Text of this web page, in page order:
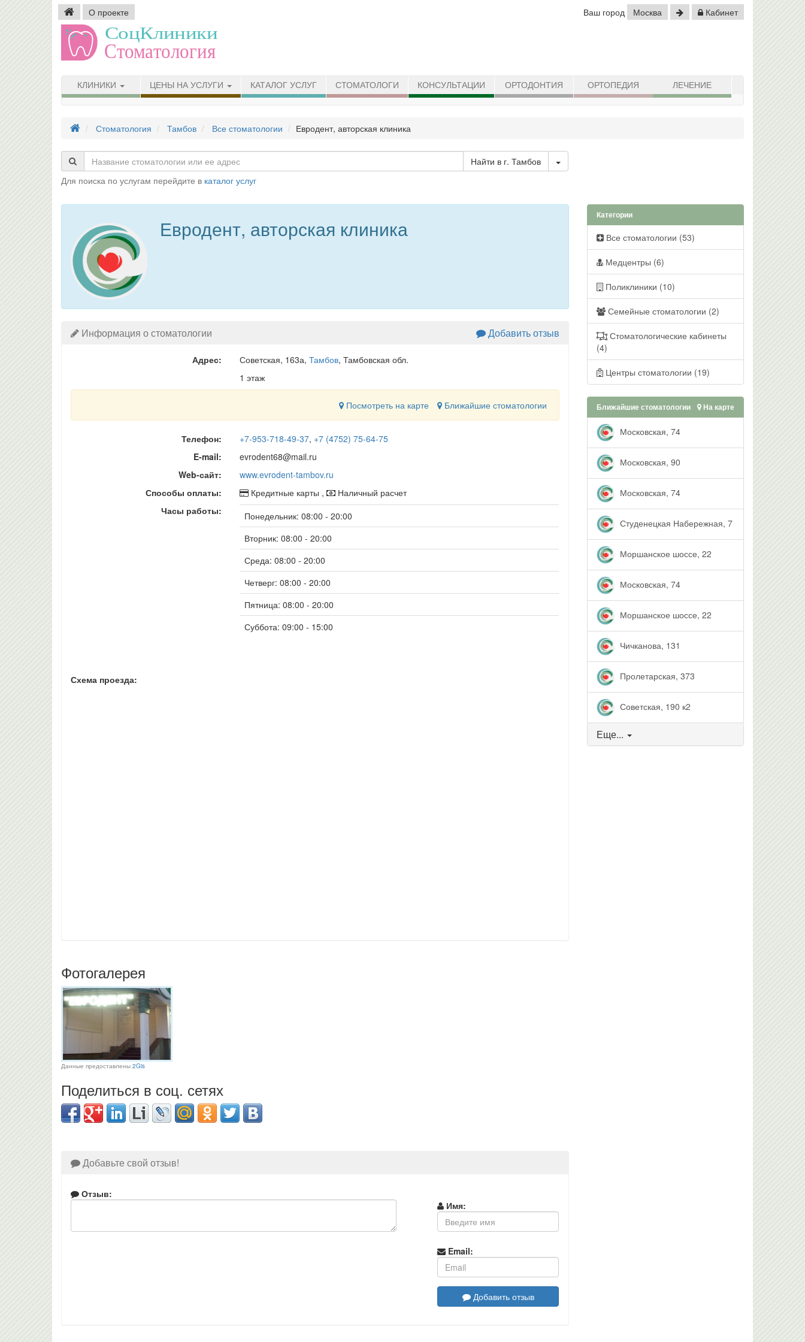
О проекте Ваш город Москва Кабинет
КЛИНИКИ ЦЕНЫ НА УСЛУГИ КАТАЛОГ УСЛУГ СТОМАТОЛОГИ КОНСУЛЬТАЦИИ ОРТОДОНТИЯ ОРТОПЕДИЯ ЛЕЧЕНИЕ
Стоматология Тамбов Все стоматологии Евродент, авторская клиника
Найти в г. Тамбов
Toggle Dropdown
Для поиска по услугам перейдите в каталог услуг
Евродент, авторская клиника
Информация о стоматологии Добавить отзыв
Адрес: Советская, 163а, Тамбов, Тамбовская обл.
1 этаж
Посмотреть на карте Ближайшие стоматологии
Телефон: +7-953-718-49-37, +7 (4752) 75-64-75
E-mail:
evrodent68@mail.ru
Web-сайт:
www.evrodent-tambov.ru
Способы оплаты:
Кредитные карты ,
Наличный расчет
Часы работы:
Понедельник: 08:00 - 20:00
Вторник: 08:00 - 20:00
Среда: 08:00 - 20:00
Четверг: 08:00 - 20:00
Пятница: 08:00 - 20:00
Суббота: 09:00 - 15:00
Схема проезда:
Фотогалерея
Данные предоставлены 2Gis
Поделиться в соц. сетях
Добавьте свой отзыв!
Отзыв:
Имя:
Email:
Добавить отзыв
Категории
Все стоматологии (53)
Медцентры (6)
Поликлиники (10)
Семейные стоматологии (2)
Стоматологические кабинеты
(4)
Центры стоматологии (19)
Ближайшие стоматологии На карте
Московская, 74
Московская, 90
Московская, 74
Студенецкая Набережная, 7
Моршанское шоссе, 22
Московская, 74
Моршанское шоссе, 22
Чичканова, 131
Пролетарская, 373
Советская, 190 к2
Еще...